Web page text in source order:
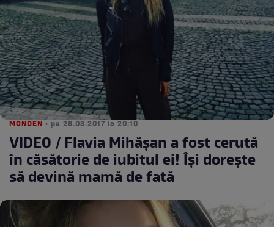
MONDEN • pe 28.03.2017 la 20:10
VIDEO / Flavia Mihăşan a fost cerută
în căsătorie de iubitul ei! Îşi doreşte
să devină mamă de fată